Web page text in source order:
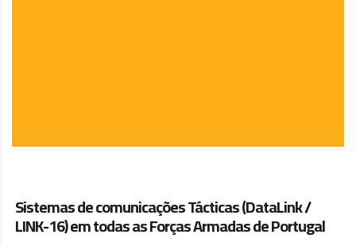
Sistemas de comunicações Tácticas (DataLink /
LINK-16) em todas as Forças Armadas de Portugal